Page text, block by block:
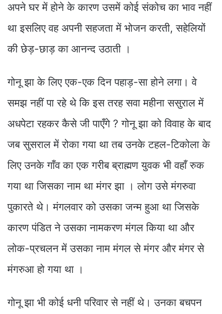
अपने घर में होने के कारण उसमें कोई संकोच का भाव नहीं
था इसलिए वह अपनी सहजता में भोजन करती, सहेलियों
की छेड़-छाड़ का आनन्द उठाती ।
गोनू झा के लिए एक-एक दिन पहाड़-सा होने लगा। वे
समझ नहीं पा रहे थे कि इस तरह सवा महीना ससुराल में
अधपेटा रहकर कैसे जी पाएँगे ? गोनू झा को विवाह के बाद
जब सुसराल में रोका गया था तब उनके टहल-टिकोला के
लिए उनके गाँव का एक गरीब ब्राह्मण युवक भी वहाँ रुक
गया था जिसका नाम था मंगर झा । लोग उसे मंगरुवा
पुकारते थे। मंगलवार को उसका जन्म हुआ था जिसके
कारण पंडित ने उसका नामकरण मंगल किया था और
लोक-प्रचलन में उसका नाम मंगल से मंगर और मंगर से
मंगरुआ हो गया था ।
गोनू झा भी कोई धनी परिवार से नहीं थे। उनका बचपन